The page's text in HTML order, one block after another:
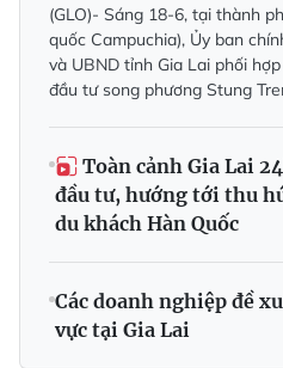
(GLO)- Sáng 18-6, tại thành
quốc Campuchia), Ủy ban
và UBND tỉnh Gia Lai phối
đầu tư song phương Stung
Toàn cảnh Gia Lai
đầu tư, hướng tới thu
du khách Hàn Quốc
Các doanh nghiệp đề
vực tại Gia Lai